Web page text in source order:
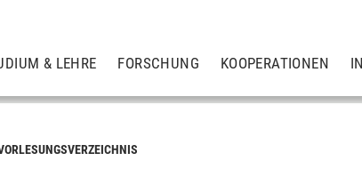
& LEHRE FORSCHUNG KOOPERATIONEN